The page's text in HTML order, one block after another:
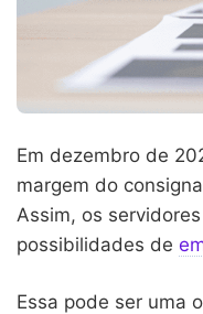
Em dezembro de
margem do
Assim, os
possibilidades de
Essa pode ser uma